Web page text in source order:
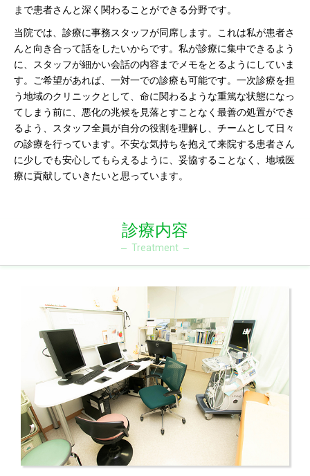
まで患者さんと深く関わることができる分野です。
当院では、診療に事務スタッフが同席します。これは私が患者さ
んと向き合って話をしたいからです。私が診療に集中できるよう
に、スタッフが細かい会話の内容までメモをとるようにしていま
す。ご希望があれば、一対一での診療も可能です。一次診療を担
う地域のクリニックとして、命に関わるような重篤な状態になっ
てしまう前に、悪化の兆候を見落とすことなく最善の処置ができ
るよう、スタッフ全員が自分の役割を理解し、チームとして日々
の診療を行っています。不安な気持ちを抱えて来院する患者さん
に少しでも安心してもらえるように、妥協することなく、地域医
療に貢献していきたいと思っています。
診療内容
Treatment